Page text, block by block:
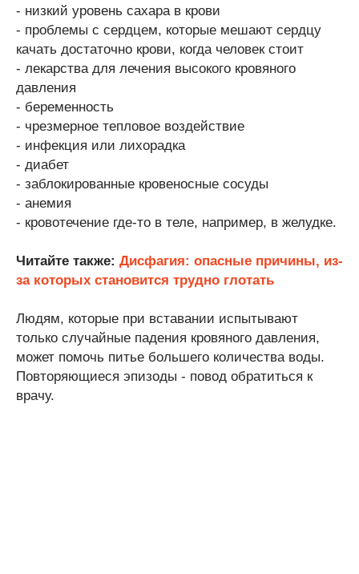
- низкий уровень сахара в крови
- проблемы с сердцем, которые мешают сердцу
качать достаточно крови, когда человек стоит
- лекарства для лечения высокого кровяного
давления
- беременность
- чрезмерное тепловое воздействие
- инфекция или лихорадка
- диабет
- заблокированные кровеносные сосуды
- анемия
- кровотечение где-то в теле, например, в желудке.
Читайте также: Дисфагия: опасные причины, из-
за которых становится трудно глотать
Людям, которые при вставании испытывают
только случайные падения кровяного давления,
может помочь питье большего количества воды.
Повторяющиеся эпизоды - повод обратиться к
врачу.